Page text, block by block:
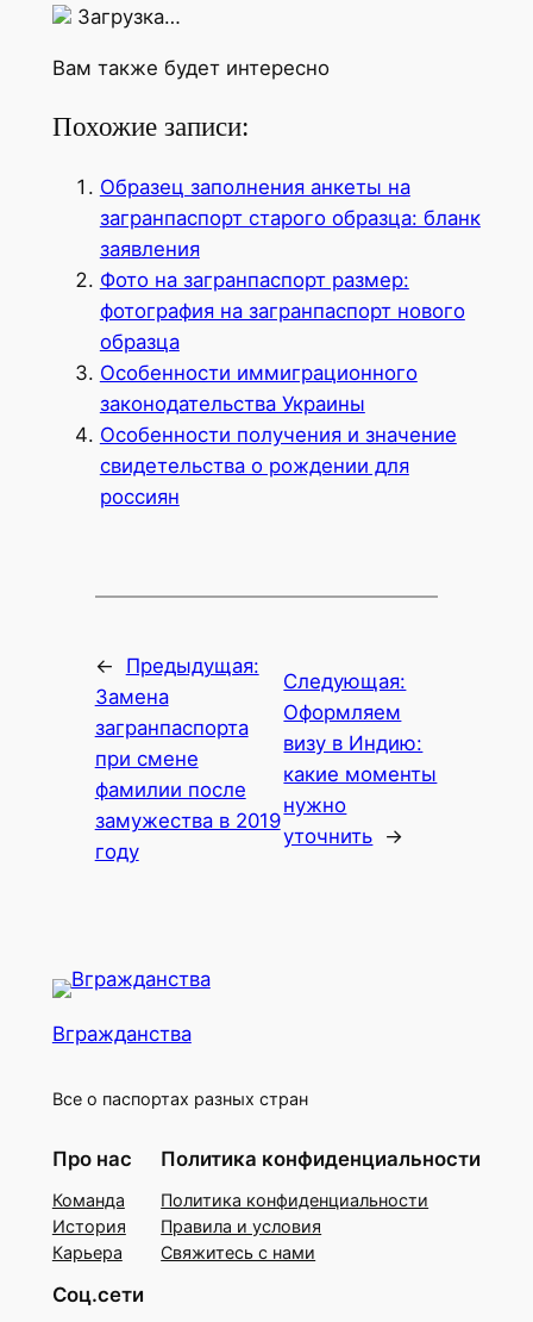
Загрузка…
Вам также будет интересно
Похожие записи:
Образец заполнения анкеты на
загранпаспорт старого образца: бланк
заявления
Фото на загранпаспорт размер:
фотография на загранпаспорт нового
образца
Особенности иммиграционного
законодательства Украины
Особенности получения и значение
свидетельства о рождении для
россиян
←
Предыдущая:
Замена
загранпаспорта
при смене
фамилии после
замужества в 2019
году
Следующая:
Оформляем
визу в Индию:
какие моменты
нужно
уточнить →
Вгражданства
Все о паспортах разных стран
Про нас
Команда
История
Карьера
Политика конфиденциальности
Политика конфиденциальности
Правила и условия
Свяжитесь с нами
Соц.сети